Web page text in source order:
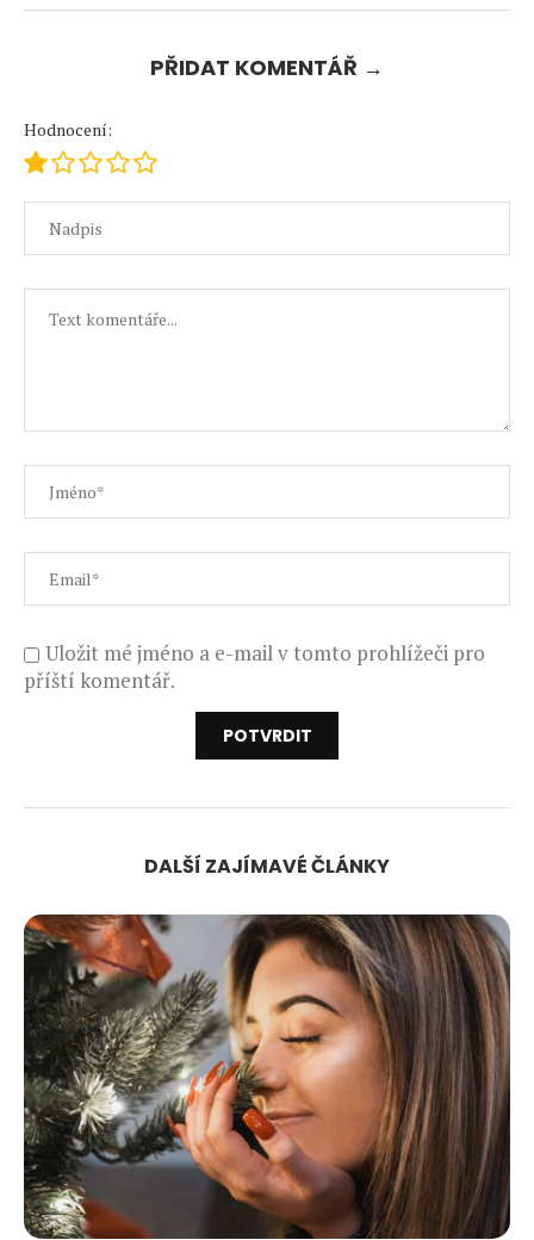
PŘIDAT KOMENTÁŘ →
Hodnocení:
Uložit mé jméno a e-mail v tomto prohlížeči pro
příští komentář.
DALŠÍ ZAJÍMAVÉ ČLÁNKY